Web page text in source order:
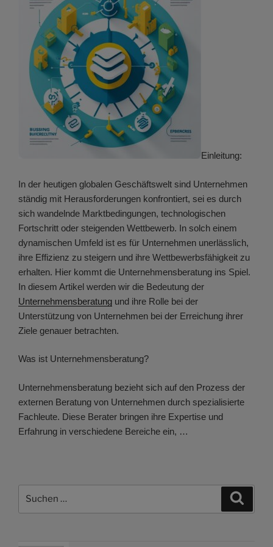
Einleitung:
In der heutigen globalen Geschäftswelt sind Unternehmen
ständig mit Herausforderungen konfrontiert, sei es durch
sich wandelnde Marktbedingungen, technologischen
Fortschritt oder steigenden Wettbewerb. In solch einem
dynamischen Umfeld ist es für Unternehmen unerlässlich,
ihre Effizienz zu steigern und ihre Wettbewerbsfähigkeit zu
erhalten. Hier kommt die Unternehmensberatung ins Spiel.
In diesem Artikel werden wir die Bedeutung der
Unternehmensberatung und ihre Rolle bei der
Unterstützung von Unternehmen bei der Erreichung ihrer
Ziele genauer betrachten.
Was ist Unternehmensberatung?
Unternehmensberatung bezieht sich auf den Prozess der
externen Beratung von Unternehmen durch spezialisierte
Fachleute. Diese Berater bringen ihre Expertise und
Erfahrung in verschiedene Bereiche ein, …